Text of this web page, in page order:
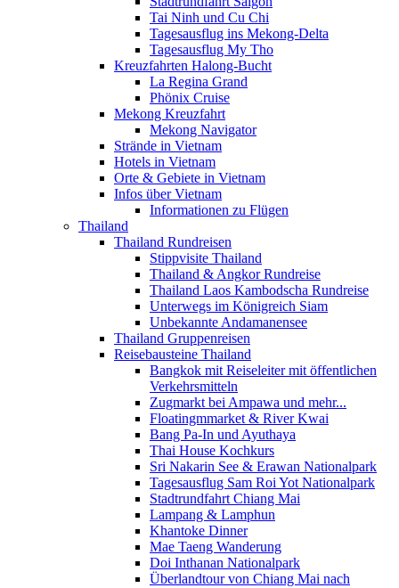
Tai Ninh und Cu Chi
Tagesausflug ins Mekong-Delta
Tagesausflug My Tho
Kreuzfahrten Halong-Bucht
La Regina Grand
Phönix Cruise
Mekong Kreuzfahrt
Mekong Navigator
Strände in Vietnam
Hotels in Vietnam
Orte & Gebiete in Vietnam
Infos über Vietnam
Informationen zu Flügen
Thailand
Thailand Rundreisen
Stippvisite Thailand
Thailand & Angkor Rundreise
Thailand Laos Kambodscha Rundreise
Unterwegs im Königreich Siam
Unbekannte Andamanensee
Thailand Gruppenreisen
Reisebausteine Thailand
Bangkok mit Reiseleiter mit öffentlichen
Verkehrsmitteln
Zugmarkt bei Ampawa und mehr...
Floatingmmarket & River Kwai
Bang Pa-In und Ayuthaya
Thai House Kochkurs
Sri Nakarin See & Erawan Nationalpark
Tagesausflug Sam Roi Yot Nationalpark
Stadtrundfahrt Chiang Mai
Lampang & Lamphun
Khantoke Dinner
Mae Taeng Wanderung
Doi Inthanan Nationalpark
Überlandtour von Chiang Mai nach